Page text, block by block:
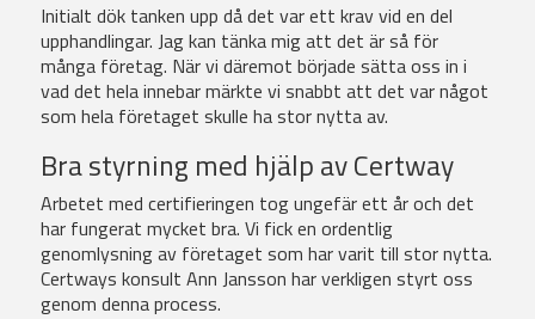
Initialt dök tanken upp då det var ett krav vid en del
upphandlingar. Jag kan tänka mig att det är så för
många företag. När vi däremot började sätta oss in i
vad det hela innebar märkte vi snabbt att det var något
som hela företaget skulle ha stor nytta av.
Bra styrning med hjälp av Certway
Arbetet med certifieringen tog ungefär ett år och det
har fungerat mycket bra. Vi fick en ordentlig
genomlysning av företaget som har varit till stor nytta.
Certways konsult Ann Jansson har verkligen styrt oss
genom denna process.